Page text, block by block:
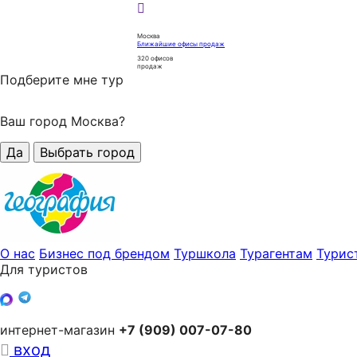
Москва
Ближайшие офисы продаж
320 офисов
продаж
Подберите мне тур
Ваш город Москва?
Да
Выбрать город
О нас Бизнес под брендом Туршкола Турагентам
Для туристов
интернет-магазин +7 (909) 007-07-80
вход